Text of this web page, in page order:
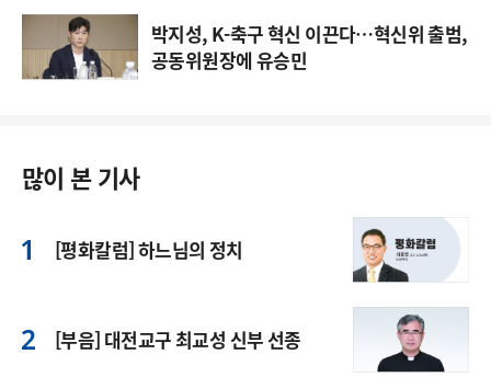
박지성, K-축구 혁신 이끈다…혁신위 출범,
공동위원장에 유승민
많이 본 기사
[평화칼럼] 하느님의 정치
[부음] 대전교구 최교성 신부 선종